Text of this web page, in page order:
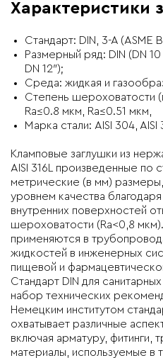
Характеристики
Стандарт: DIN, 3-A (ASME
Размерный ряд: DIN (DN
DN 12″);
Среда: жидкая и
Степень шероховатости
Ra≤0.8 мкм, Ra≤0.51 мкм,
Марка стали: AISI 304, AISI
Кламповые заглушки из
AISI 316L
произведенные по
метрические (в мм)
уровнем качества
внутренних поверхностей
шероховатости (Ra<0,8
применяются в
жидкостей в инженерных
пищевой и
Стандарт DIN для
набор технических
Немецким институтом
охватывает различные
включая арматуру, фитинги,
материалы, используемые в